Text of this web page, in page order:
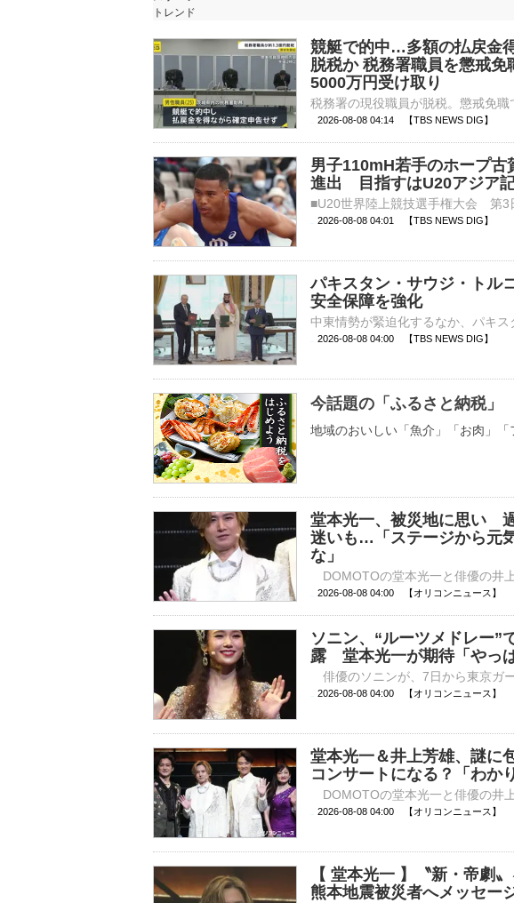
トレンド
競艇で的中…多額の払戻金
脱税か 税務署職員を懲戒
5000万円受け取り
2026-08-08 04:14 【TBS NEWS DIG】
男子110mH若手のホープ
進出 目指すはU20アジア記
2026-08-08 04:01 【TBS NEWS DIG】
パキスタン・サウジ・ト
安全保障を強化
2026-08-08 04:00 【TBS NEWS DIG】
今話題の「ふるさと納税」
地域のおいしい「魚介」「お肉」「
堂本光一、被災地に思い
迷いも…「ステージから元
な」
2026-08-08 04:00 【オリコンニュース】
ソニン、“ルーツメドレー”
露 堂本光一が期待「やっ
2026-08-08 04:00 【オリコンニュース】
堂本光一＆井上芳雄、謎
コンサートになる？「わか
2026-08-08 04:00 【オリコンニュース】
【 堂本光一 】〝新・帝劇
熊本地震被災者へメッセー